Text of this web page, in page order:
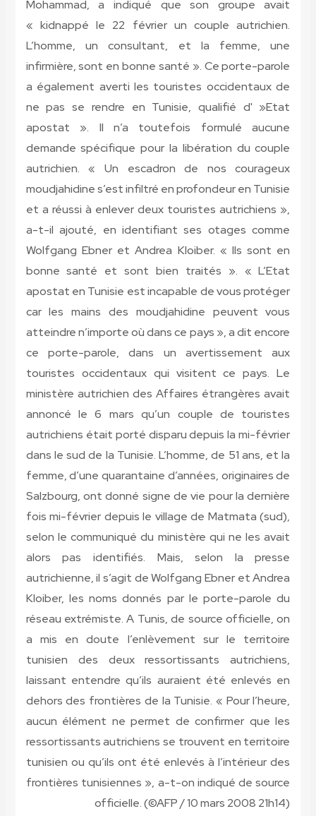
Mohammad, a indiqué que son groupe avait
« kidnappé le 22 février un couple autrichien.
L’homme, un consultant, et la femme, une
infirmière, sont en bonne santé ». Ce porte-parole
a également averti les touristes occidentaux de
ne pas se rendre en Tunisie, qualifié d' »Etat
apostat ». Il n’a toutefois formulé aucune
demande spécifique pour la libération du couple
autrichien. « Un escadron de nos courageux
moudjahidine s’est infiltré en profondeur en Tunisie
et a réussi à enlever deux touristes autrichiens »,
a-t-il ajouté, en identifiant ses otages comme
Wolfgang Ebner et Andrea Kloiber. « Ils sont en
bonne santé et sont bien traités ». « L’Etat
apostat en Tunisie est incapable de vous protéger
car les mains des moudjahidine peuvent vous
atteindre n’importe où dans ce pays », a dit encore
ce porte-parole, dans un avertissement aux
touristes occidentaux qui visitent ce pays. Le
ministère autrichien des Affaires étrangères avait
annoncé le 6 mars qu’un couple de touristes
autrichiens était porté disparu depuis la mi-février
dans le sud de la Tunisie. L’homme, de 51 ans, et la
femme, d’une quarantaine d’années, originaires de
Salzbourg, ont donné signe de vie pour la dernière
fois mi-février depuis le village de Matmata (sud),
selon le communiqué du ministère qui ne les avait
alors pas identifiés. Mais, selon la presse
autrichienne, il s’agit de Wolfgang Ebner et Andrea
Kloiber, les noms donnés par le porte-parole du
réseau extrémiste. A Tunis, de source officielle, on
a mis en doute l’enlèvement sur le territoire
tunisien des deux ressortissants autrichiens,
laissant entendre qu’ils auraient été enlevés en
dehors des frontières de la Tunisie. « Pour l’heure,
aucun élément ne permet de confirmer que les
ressortissants autrichiens se trouvent en territoire
tunisien ou qu’ils ont été enlevés à l’intérieur des
frontières tunisiennes », a-t-on indiqué de source
officielle. (©AFP / 10 mars 2008 21h14)